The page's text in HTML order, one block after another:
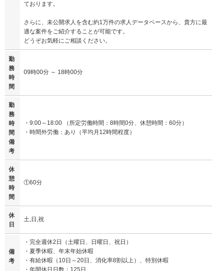
ております。
さらに、未公開求人を含む約1万件の求人データベースから、貴方に最
適な案件をご紹介することが可能です。
どうぞお気軽にご相談ください。
勤
務
時
間
09時00分 ～ 18時00分
勤
務
時
間
備
考
・9:00～18:00 （所定労働時間：8時間0分、休憩時間：60分）
・時間外労働：あり（平均月12時間程度）
休
憩
時
間
①60分
休
日
土,日,祝
備
考
・完全週休2日（土曜日、日曜日、祝日）
・夏季休暇、年末年始休暇
・有給休暇（10日～20日、消化率8割以上）、特別休暇